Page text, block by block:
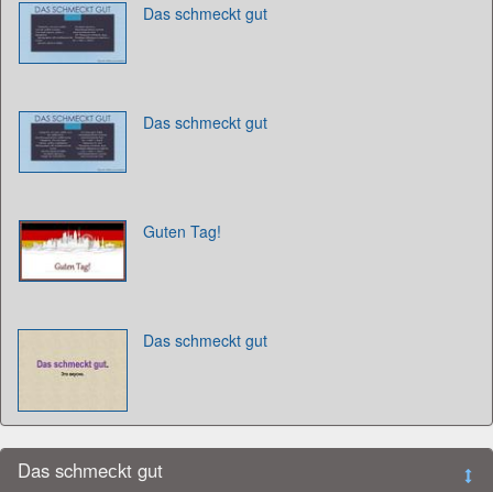
Das schmeckt gut
Das schmeckt gut
Guten Tag!
Das schmeckt gut
Das schmeсkt gut